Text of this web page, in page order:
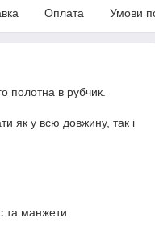
Оплата Умови
полотна в рубчик.
як у всю довжину, так і
та манжети.